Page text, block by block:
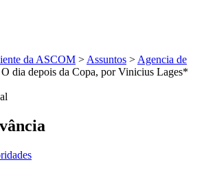
da ASCOM > Assuntos > Agencia de
O dia depois da Copa, por Vinicius Lages*